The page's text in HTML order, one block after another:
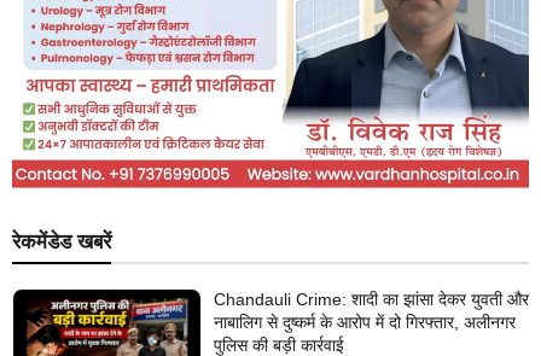
रेकमेंडेड खबरें
Chandauli Crime: शादी का झांसा देकर युवती और
नाबालिग से दुष्कर्म के आरोप में दो गिरफ्तार, अलीनगर
पुलिस की बड़ी कार्रवाई